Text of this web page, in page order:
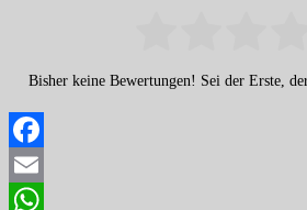
Bisher keine Bewertungen! Sei der Erste,
Facebook
Email